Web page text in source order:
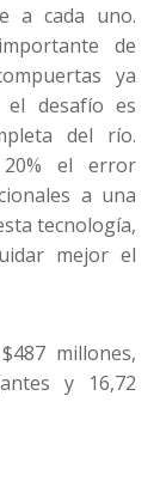
a cada uno.
de
ya
desafío es
del río.
el error
a una
tecnología,
mejor el
millones,
y 16,72